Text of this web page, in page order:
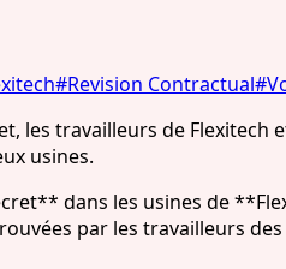
#Revision Contractual#
les travailleurs de
usines.
dans les usines de
par les travailleurs